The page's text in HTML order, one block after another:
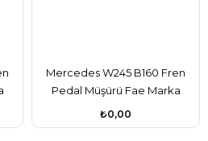
Mercedes W245 B160 Fren
Pedal Müşürü Fae Marka
A0015456709
₺0,00